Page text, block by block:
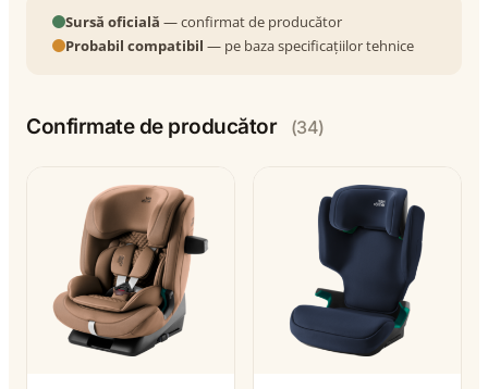
Sursă oficială — confirmat de producător
Probabil compatibil — pe baza specificațiilor tehnice
Confirmate de producător (34)